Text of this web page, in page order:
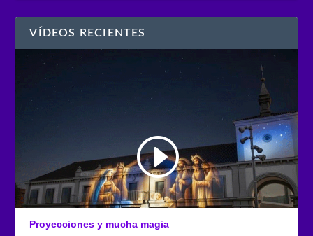
VÍDEOS RECIENTES
Proyecciones y mucha magia